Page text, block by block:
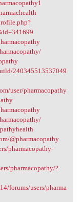
240345513537049
user/pharmacopathy
@pharmacopathy
pharmacopathy-
pharmacopathy/?
forums/users/pharma